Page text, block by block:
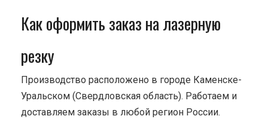
Как оформить заказ на лазерную
резку
Производство расположено в городе Каменске-
Уральском (Свердловская область). Работаем и
доставляем заказы в любой регион России.